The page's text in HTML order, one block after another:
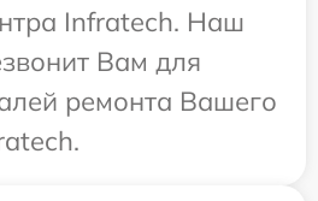
Infratech. Наш
Вам для
ремонта Вашего